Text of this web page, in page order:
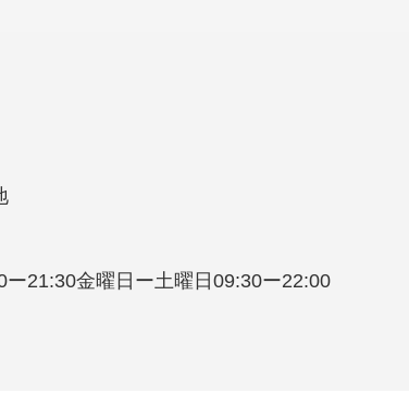
21:30金曜日ー土曜日09:30ー22:00